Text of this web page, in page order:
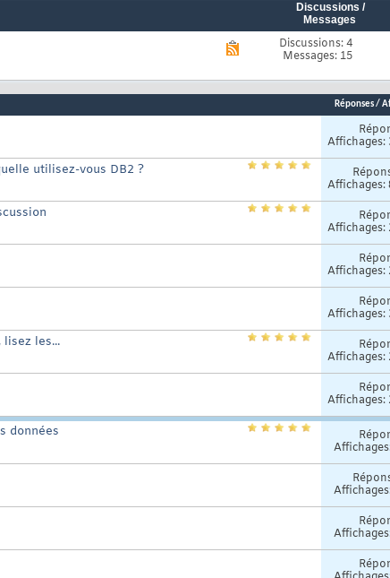
Discussions /
Messages
RSS
de
Discussions: 4
Messages: 15
Réponses/
Affichages:
utilisez-vous DB2 ?
Affichages:
Affichages:
Affichages:
Affichages:
les...
Affichages:
Affichages:
données